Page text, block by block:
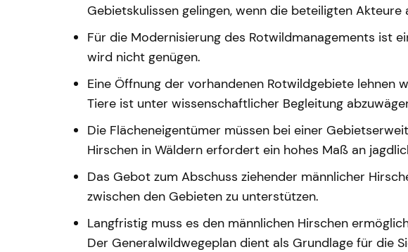
Gebietskulissen gelingen, wenn die beteiligten Akteure
Für die Modernisierung des Rotwildmanagements ist
wird nicht genügen.
Eine Öffnung der vorhandenen Rotwildgebiete lehnen
Tiere ist unter wissenschaftlicher Begleitung
Die Flächeneigentümer müssen bei einer
Hirschen in Wäldern erfordert ein hohes Maß an
Das Gebot zum Abschuss ziehender männlicher
zwischen den Gebieten zu unterstützen.
Langfristig muss es den männlichen Hirschen
Der Generalwildwegeplan dient als Grundlage für die